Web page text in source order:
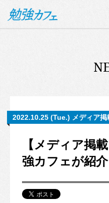
2022.10.25 (Tue.) メディア掲
【メディア掲
強カフェが紹